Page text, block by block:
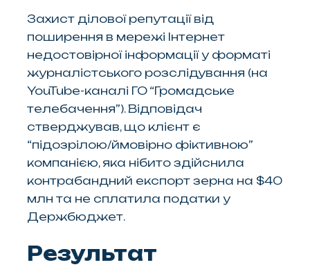
Захист ділової репутації від
поширення в мережі Інтернет
недостовірної інформації у форматі
журналістського розслідування (на
YouTube-каналі ГО “Громадське
телебачення”). Відповідач
стверджував, що клієнт є
“підозрілою/ймовірно фіктивною”
компанією, яка нібито здійснила
контрабандний експорт зерна на $40
млн та не сплатила податки у
Держбюджет.
Результат